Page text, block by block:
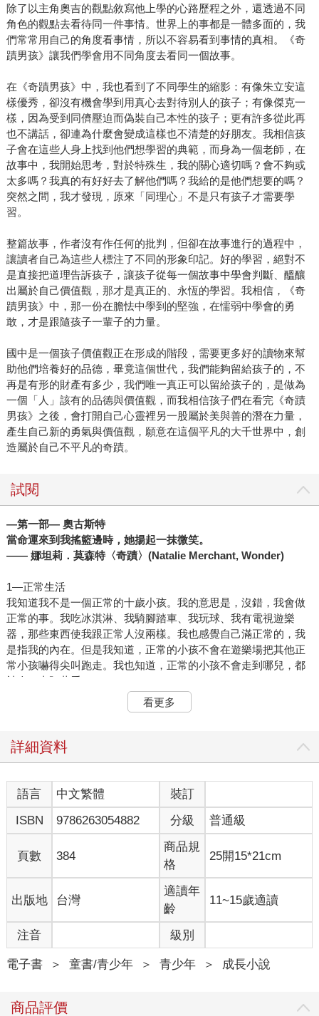
除了以主角奧吉的觀點敘寫他上學的心路歷程之外，還透過不同
角色的觀點去看待同一件事情。世界上的事都是一體多面的，我
們常常用自己的角度看事情，所以不容易看到事情的真相。《奇
蹟男孩》讓我們學會用不同角度去看同一個故事。
在《奇蹟男孩》中，我也看到了不同學生的縮影：有像朱立安這
樣優秀，卻沒有機會學到用真心去對待別人的孩子；有像傑克一
樣，因為受到同儕壓迫而偽裝自己本性的孩子；更有許多從此再
也不講話，卻連為什麼會變成這樣也不清楚的好朋友。我相信孩
子會在這些人身上找到他們想學習的典範，而身為一個老師，在
故事中，我開始思考，對於特殊生，我的關心適切嗎？會不夠或
太多嗎？我真的有好好去了解他們嗎？我給的是他們想要的嗎？
突然之間，我才發現，原來「同理心」不是只有孩子才需要學
習。
整篇故事，作者沒有作任何的批判，但卻在故事進行的過程中，
讓讀者自己為這些人標注了不同的形象印記。好的學習，絕對不
是直接把道理告訴孩子，讓孩子從每一個故事中學會判斷、醞釀
出屬於自己價值觀，那才是真正的、永恆的學習。我相信，《奇
蹟男孩》中，那一份在膽怯中學到的堅強，在懦弱中學會的勇
敢，才是跟隨孩子一輩子的力量。
國中是一個孩子價值觀正在形成的階段，需要更多好的讀物來幫
助他們培養好的品德，畢竟這個世代，我們能夠留給孩子的，不
再是有形的財產有多少，我們唯一真正可以留給孩子的，是做為
一個「人」該有的品德與價值觀，而我相信孩子們在看完《奇蹟
男孩》之後，會打開自己心靈裡另一股屬於美與善的潛在力量，
產生自己新的勇氣與價值觀，願意在這個平凡的大千世界中，創
造屬於自己不平凡的奇蹟。
試閱
―第一部― 奧古斯特
當命運來到我搖籃邊時，她揚起一抹微笑。
—— 娜坦莉．莫森特〈奇蹟〉(Natalie Merchant, Wonder)
1―正常生活
我知道我不是一個正常的十歲小孩。我的意思是，沒錯，我會做
正常的事。我吃冰淇淋、我騎腳踏車、我玩球、我有電視遊樂
器，那些東西使我跟正常人沒兩樣。我也感覺自己滿正常的，我
是指我的內在。但是我知道，正常的小孩不會在遊樂場把其他正
常小孩嚇得尖叫跑走。我也知道，正常的小孩不會走到哪兒，都
被人一直盯著看。
如果我找到神燈，能夠許一個心願；那麼我會希望自己擁有一張
毫不起眼、正常的臉。我希望走在街上的時候，不會引起路人注
我稱不上正常的唯一理由，就是沒有其他人用正常的眼光看我。
我、媽媽、爸爸和維亞。喔，事實上，我得收回這句話，因為維
亞還不是很習慣。要是有人做出粗魯舉動，她會火冒三丈。比方
說，有一次我們去遊樂場，幾個年紀比較大的小孩在一旁吵鬧。
我因為沒聽見，根本不知道有什麼噪音，但是維亞聽見了，她馬
上開始對那些人大吼大叫。她就是這樣，但我不是。
維亞並沒有把我當成正常人看待，雖然她說她有。但是如果我是
正常人，她就不需要把我保護成這樣。還有爸媽，他們也沒有把
我當作正常人。他們把我當成特殊情況。我覺得全世界唯一明白
我有多正常的人，就只有我自己。
對了，我叫奧古斯特。我不會把我的長相描述給你聽。無論你腦
中有什麼想像，恐怕都比那要糟得多。
大家以為我沒去上學，是因為我的外表，其實並不是那樣。
看更多
詳細資料
語言 中文繁體
裝訂
ISBN
9786263054882 分級 普通級
頁數 384
商品規
格
25開15*21cm
出版地 台灣
適讀年
齡
11~15歲適讀
注音 級別
電子書 ＞ 童書/青少年 ＞ 青少年 ＞ 成長小說
商品評價